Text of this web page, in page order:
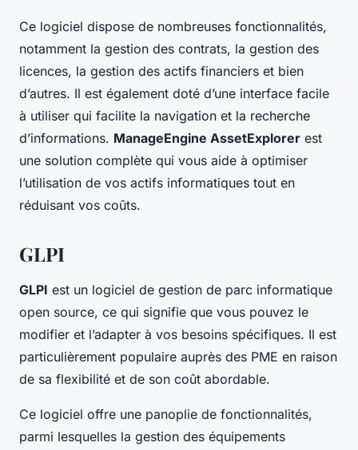
Ce logiciel dispose de nombreuses fonctionnalités,
notamment la gestion des contrats, la gestion des
licences, la gestion des actifs financiers et bien
d’autres. Il est également doté d’une interface facile
à utiliser qui facilite la navigation et la recherche
d’informations. ManageEngine AssetExplorer est
une solution complète qui vous aide à optimiser
l’utilisation de vos actifs informatiques tout en
réduisant vos coûts.
GLPI
GLPI est un logiciel de gestion de parc informatique
open source, ce qui signifie que vous pouvez le
modifier et l’adapter à vos besoins spécifiques. Il est
particulièrement populaire auprès des PME en raison
de sa flexibilité et de son coût abordable.
Ce logiciel offre une panoplie de fonctionnalités,
parmi lesquelles la gestion des équipements